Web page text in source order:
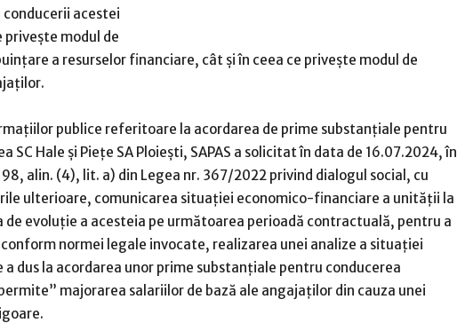
acestei
modul de
a resurselor financiare, cât și în ceea ce privește modul de
publice referitoare la acordarea de prime substanțiale pentru
SC Hale și Piețe SA Ploiești, SAPAS a solicitat în data de 16.07.2024, în
alin. (4), lit. a) din Legea nr. 367/2022 privind dialogul social, cu
ulterioare, comunicarea situației economico-financiare a unității la
de evoluție a acesteia pe următoarea perioadă contractuală, pentru a
normei legale invocate, realizarea unei analize a situației
dus la acordarea unor prime substanțiale pentru conducerea
majorarea salariilor de bază ale angajaților din cauza unei